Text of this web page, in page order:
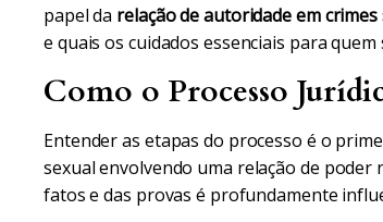
papel da relação de autoridade em crimes
e quais os cuidados essenciais para
Como o Processo
Entender as etapas do processo é o
sexual envolvendo uma relação de
fatos e das provas é profundamente